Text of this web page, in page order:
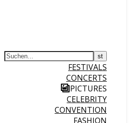
FESTIVALS
CONCERTS
PICTURES
CELEBRITY
CONVENTION
FASHION